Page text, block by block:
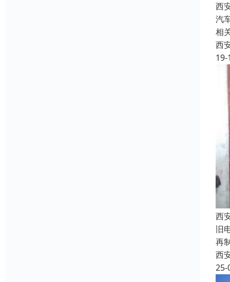
西
汽
相
西
19-
西
旧
再
西
25-